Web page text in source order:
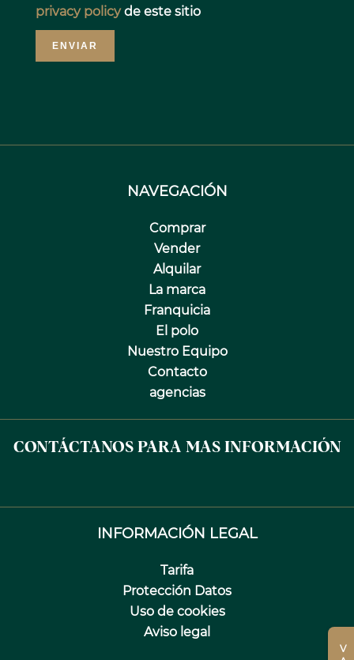
privacy policyde este sitio
ENVIAR
NAVEGACIÓN
Comprar
Vender
Alquilar
La marca
Franquicia
El polo
Nuestro Equipo
Contacto
agencias
CONTÁCTANOS PARA MAS INFORMACIÓN
INFORMACIÓN LEGAL
Tarifa
Protección Datos
Uso de cookies
Aviso legal